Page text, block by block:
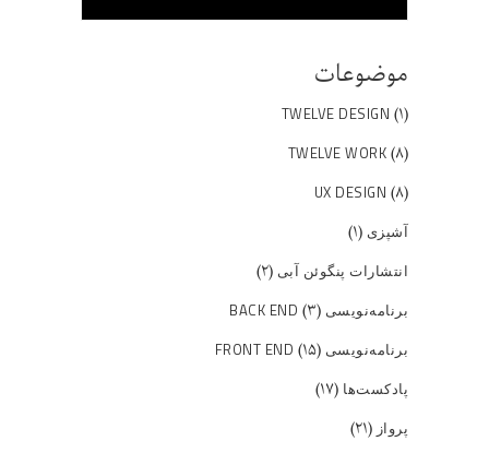
موضوعات
TWELVE DESIGN (۱)
TWELVE WORK (۸)
UX DESIGN (۸)
آشپزی (۱)
انتشارات پنگوئن آبی (۲)
برنامه‌نویسی BACK END (۳)
برنامه‌نویسی FRONT END (۱۵)
پادکست‌ها (۱۷)
پرواز (۲۱)